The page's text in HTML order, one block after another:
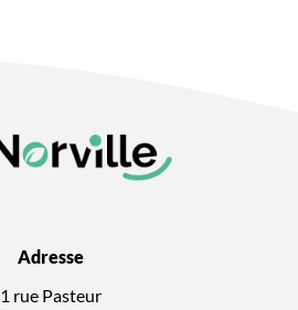
Adresse
1 rue Pasteur